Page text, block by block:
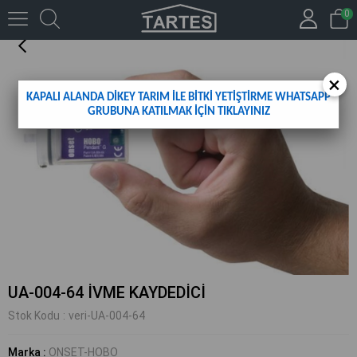
0
UA-004-64 İVME KAYDEDİCİ
UA-004-64 İVME KAYDEDİCİ
Stok Kodu veri-UA-004-64
Marka : ONSET-HOBO
×
KAPALI ALANDA DİKEY TARIM İLE BİTKİ YETİŞTİRME WHATSAPP
GRUBUNA KATILMAK İÇİN TIKLAYINIZ